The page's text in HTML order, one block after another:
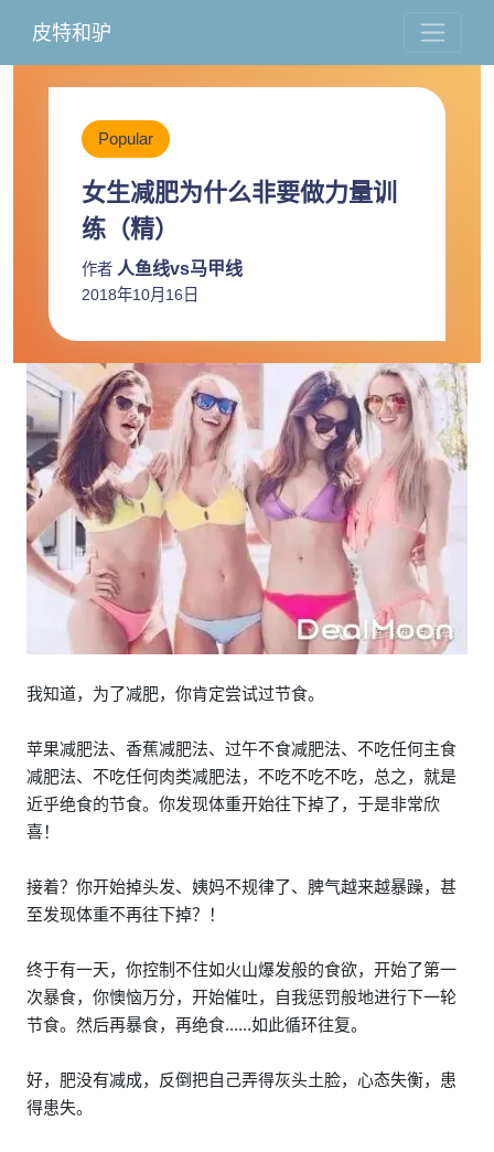
皮特和驴
Popular
女生减肥为什么非要做力量训
练（精）
作者 人鱼线vs马甲线
2018年10月16日
我知道，为了减肥，你肯定尝试过节食。
苹果减肥法、香蕉减肥法、过午不食减肥法、不吃任何主食
减肥法、不吃任何肉类减肥法，不吃不吃不吃，总之，就是
近乎绝食的节食。你发现体重开始往下掉了，于是非常欣
喜！
接着？你开始掉头发、姨妈不规律了、脾气越来越暴躁，甚
至发现体重不再往下掉？！
终于有一天，你控制不住如火山爆发般的食欲，开始了第一
次暴食，你懊恼万分，开始催吐，自我惩罚般地进行下一轮
节食。然后再暴食，再绝食......如此循环往复。
好，肥没有减成，反倒把自己弄得灰头土脸，心态失衡，患
得患失。